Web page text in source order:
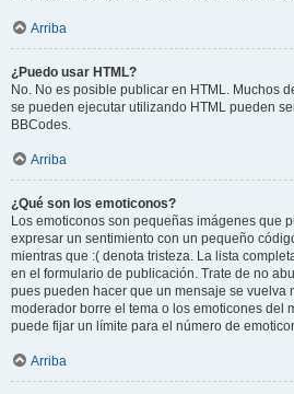
Arriba
¿Puedo usar HTML?
No. No es posible publicar en HTML. Muchos
se pueden ejecutar utilizando HTML pueden
BBCodes.
Arriba
¿Qué son los emoticonos?
Los emoticonos son pequeñas imágenes que
expresar un sentimiento con un pequeño
mientras que :( denota tristeza. La lista
en el formulario de publicación. Trate de no
pues pueden hacer que un mensaje se vuelva
moderador borre el tema o los emoticones del
puede fijar un límite para el número de
Arriba